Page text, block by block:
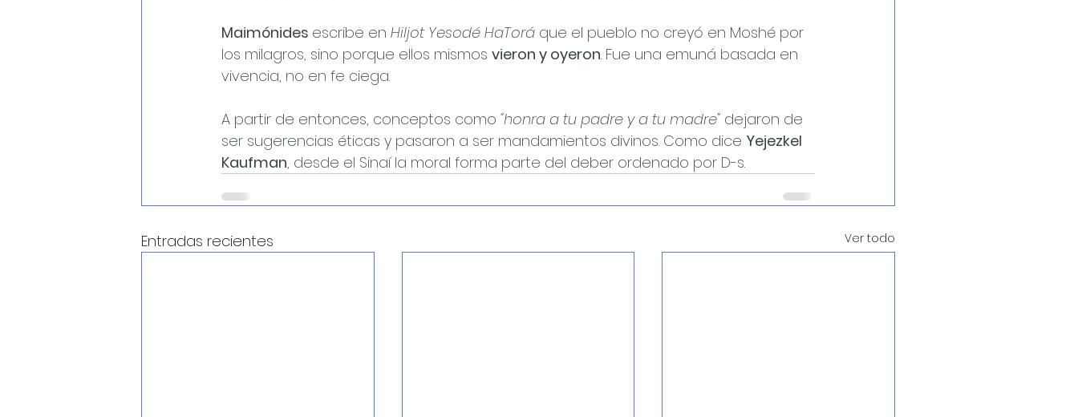
Maimónides escribe en Hiljot Yesodé HaTorá que el pueblo no creyó en Moshé por
los milagros, sino porque ellos mismos vieron y oyeron. Fue una emuná basada en
vivencia, no en fe ciega.
A partir de entonces, conceptos como "honra a tu padre y a tu madre" dejaron de
ser sugerencias éticas y pasaron a ser mandamientos divinos. Como dice Yejezkel
Kaufman, desde el Sinaí la moral forma parte del deber ordenado por D-s.
Entradas recientes Ver todo